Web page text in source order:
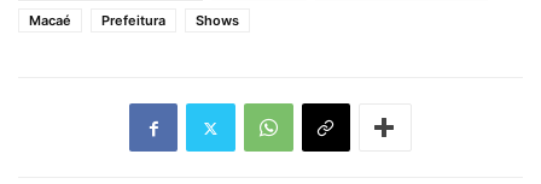
Macaé
Prefeitura Shows